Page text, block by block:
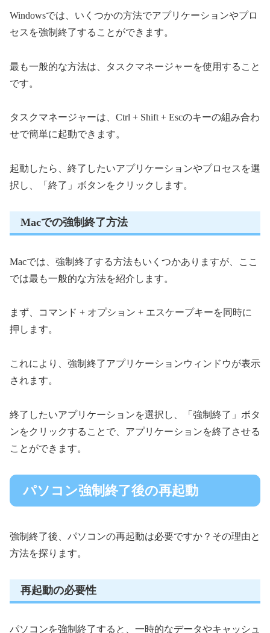
Windowsでは、いくつかの方法でアプリケーションやプロ
セスを強制終了することができます。
最も一般的な方法は、タスクマネージャーを使用すること
です。
タスクマネージャーは、Ctrl + Shift + Escのキーの組み合わ
せで簡単に起動できます。
起動したら、終了したいアプリケーションやプロセスを選
択し、「終了」ボタンをクリックします。
Macでの強制終了方法
Macでは、強制終了する方法もいくつかありますが、ここ
では最も一般的な方法を紹介します。
まず、コマンド + オプション + エスケープキーを同時に
押します。
これにより、強制終了アプリケーションウィンドウが表示
されます。
終了したいアプリケーションを選択し、「強制終了」ボタ
ンをクリックすることで、アプリケーションを終了させる
ことができます。
パソコン強制終了後の再起動
強制終了後、パソコンの再起動は必要ですか？その理由と
方法を探ります。
再起動の必要性
パソコンを強制終了すると、一時的なデータやキャッシュ